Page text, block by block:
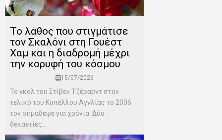
Το λάθος που στιγμάτισε
τον Σκαλόνι στη Γουέστ
Χαμ και η διαδρομή μέχρι
την κορυφή του κόσμου
15/07/2026
Το γκολ του Στίβεν Τζέραρντ στον
τελικό του Κυπέλλου Αγγλίας το 2006
τον σημάδεψε για χρόνια. Δύο
δεκαετίες...